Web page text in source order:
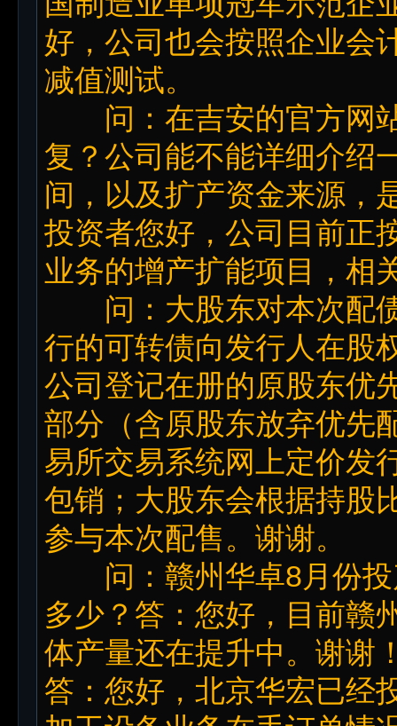
好，公司也会按照企业会
减值测试。
问：在吉安的官方网站
复？公司能不能详细介绍
间，以及扩产资金来源，
投资者您好，公司目前正
业务的增产扩能项目，相
问：大股东对本次配债
行的可转债向发行人在股
公司登记在册的原股东优
部分（含原股东放弃优先
易所交易系统网上定价发
包销；大股东会根据持股
参与本次配售。谢谢。
问：赣州华卓8月份投
多少？答：您好，目前赣
体产量还在提升中。谢谢
答：您好，北京华宏已经